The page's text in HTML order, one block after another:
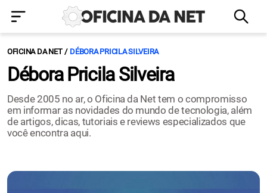
OFICINA DA NET DÉBORA PRICILA SILVEIRA
Débora Pricila Silveira
Desde 2005 no ar, o Oficina da Net tem o compromisso
em informar as novidades do mundo de tecnologia, além
de artigos, dicas, tutoriais e reviews especializados que
você encontra aqui.